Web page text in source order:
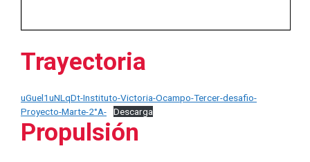
Trayectoria
uGuel1uNLqDt-Instituto-Victoria-Ocampo-Tercer-desafio-
Proyecto-Marte-2°A-
Descarga
Propulsión